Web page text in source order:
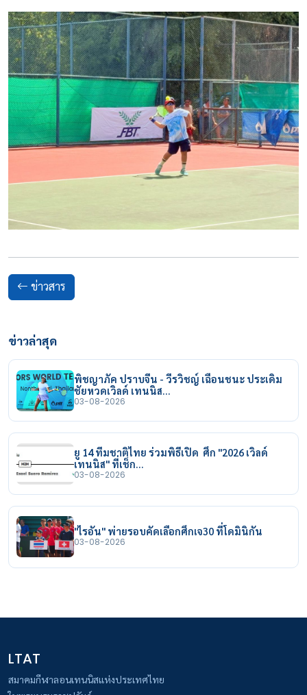
ข่าวสาร
ข่าวล่าสุด
พิชญาภัค ปราบจีน - วีรวิชญ์ เฉือนชนะ ประเดิม
ชัยหวดเวิลด์ เทนนิส…
03-08-2026
ยู 14 ทีมชาติไทย ร่วมพิธีเปิด ศึก "2026 เวิลด์
เทนนิส" ที่เช็ก…
03-08-2026
"ไรอัน" พ่ายรอบคัดเลือกศึกเจ30 ที่โดมินิกัน
03-08-2026
LTAT
สมาคมกีฬาลอนเทนนิสแห่งประเทศไทย